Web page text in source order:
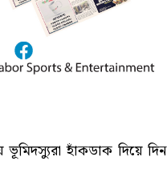
হাঁকডাক দিয়ে দিন